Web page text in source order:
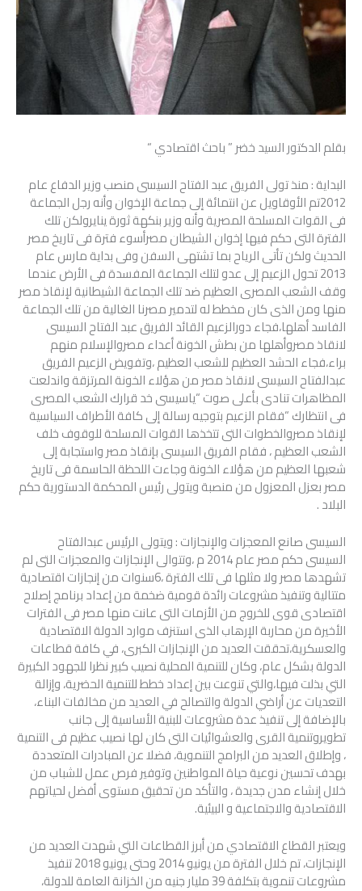
بقلم الدكتور السيد خضر ” باحث اقتصادي “
البداية : منذ تولى الفريق عبد الفتاح السيسى منصب وزير الدفاع عام
2012تم الأوقاويل عن انتمائة إلى جماعة الإخوان وأنه رجل الجماعة
فى القوات المسلحة المصرية وأنه وزير بنكهة ثورة ينايرولكن تلك
الفترة التى حكم فيها إخوان الشيطان مصرأسوء فترة فى تاريخ مصر
الحديث ولكن تأتى الرياح بما تشتهى السفن وفى بداية مارس عام
2013 تحول الزعيم إلى عدو لتلك الجماعة المفسدة فى الأرض عندما
وقف الشعب المصرى العظيم ضد تلك الجماعة الشيطانية لإنقاذ مصر
منها ومن الذى كان مخطط له لتدمير مصرنا الغالية من تلك الجماعة
الفاسد أهلها،فجاء دورالزعيم القائد الفريق عبد الفتاح السيسى
لانقاذ مصروأهلها من بطش الخونة أعداء مصروالإسلام منهم
براء،فجاء الحشد العظيم للشعب العظيم ،وتفويض الزعيم الفريق
عبدالفتاح السيسى لانقاذ مصر من هؤلاء الخونة المرتزقة واندلعت
المظاهرات تنادى بأعلى صوت “ياسيسى خد قرارك الشعب المصرى
فى انتظارك “فقام الزعيم بتوجيه رسالة إلى كافة الأطراف السياسية
لإنقاذ مصروالخطوات التى تتخذها القوات المسلحة للوقوف خلف
الشعب العظيم ، فقام الفريق السيسى بإنقاذ مصر واستجابة إلى
شعبها العظيم من هؤلاء الخونة وجاءت اللحظة الحاسمة فى تاريخ
مصر بعزل المعزول من منصبة ويتولى رئيس المحكمة الدستورية حكم
البلاد .
السيسى صانع المعجزات والإنجازات : ويتولى الرئيس عبدالفتاح
السيسى حكم مصر عام 2014 م ،وتتوالى الإنجازات والمعجزات التى لم
تشهدها مصر ولا مثلها فى تلك الفترة ،6سنوات من إنجازات اقتصادية
متتالية وتنفيذ مشروعات رائدة قومية ضخمة من إعداد برنامج إصلاح
اقتصادى قوى للخروج من الأزمات التى عانت منها مصر فى الفترات
الأخيرة من محاربة الإرهاب الذى استنزف موارد الدولة الاقتصادية
والعسكرية،تحققت العديد من الإنجازات الكبرى، في كافة قطاعات
الدولة بشكل عام، وكان للتنمية المحلية نصيب كبير نظرا للجهود الكبيرة
التي بذلت فيها،والتي تنوعت بين إعداد خطط للتنمية الحضرية، وإزالة
التعديات عن أراضي الدولة والتصالح في العديد من مخالفات البناء،
بالإضافة إلى تنفيذ عدة مشروعات للبنية الأساسية إلى جانب
تطويروتنمية القرى والعشوائيات التى كان لها نصيب عظيم فى التنمية
، وإطلاق العديد من البرامج التنموية، فضلا عن المبادرات المتعددة
بهدف تحسين نوعية حياة المواطنين وتوفير فرص عمل للشباب من
خلال إنشاء مدن جديدة ، والتأكد من تحقيق مستوى أفضل لحياتهم
الاقتصادية والاجتماعية و البيئية.
ويعتبر القطاع الاقتصادي من أبرز القطاعات التي شهدت العديد من
الإنجازات، تم خلال الفترة من يونيو 2014 وحتى يونيو 2018 تنفيذ
مشروعات تنموية بتكلفة 39 مليار جنيه من الخزانة العامة للدولة،